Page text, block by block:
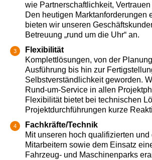
wie Partnerschaftlichkeit,
Den heutigen Marktanforderungen
bieten wir unseren
Betreuung „rund um die Uhr“ an.
Flexibilität
Komplettlösungen, von der
Ausführung bis hin zur
Selbstverständlichkeit geworden.
Rund-um-Service in allen
Flexibilität bietet bei technischen
Projektdurchführungen kurze
Fachkräfte/Technik
Mit unseren hoch qualifizierten und
Mitarbeitern sowie dem Einsatz
Fahrzeug- und Maschinenparks